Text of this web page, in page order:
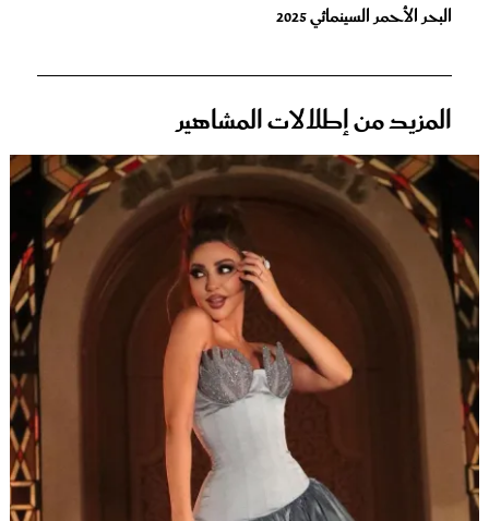
البحر الأحمر السينمائي 2025
المزيد من إطلالات المشاهير